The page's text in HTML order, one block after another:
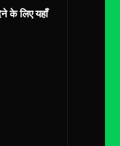
के लिए यहाँ